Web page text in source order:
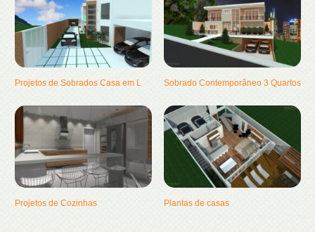
Projetos de Sobrados Casa em L Sobrado Contemporâneo 3 Quartos
Projetos de Cozinhas Plantas de casas